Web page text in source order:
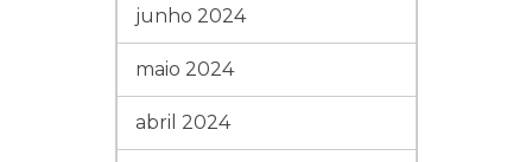
junho 2024
maio 2024
abril 2024